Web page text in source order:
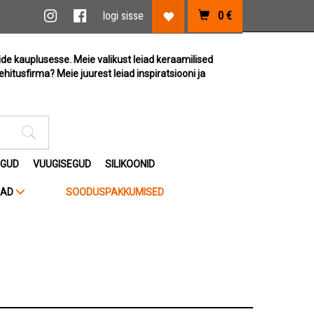
0 €
Lemmikute link
logi sisse
Facebook link
Instagram link
kauplusesse. Meie valikust leiad keraamilised
Meie juurest leiad inspiratsiooni ja
VUUGISEGUD SILIKOONID
SOODUSPAKKUMISED